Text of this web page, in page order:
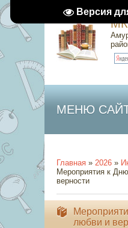
Версия
МЕНЮ
Главная » 2026 »
Мероприятия к
верности
любви и